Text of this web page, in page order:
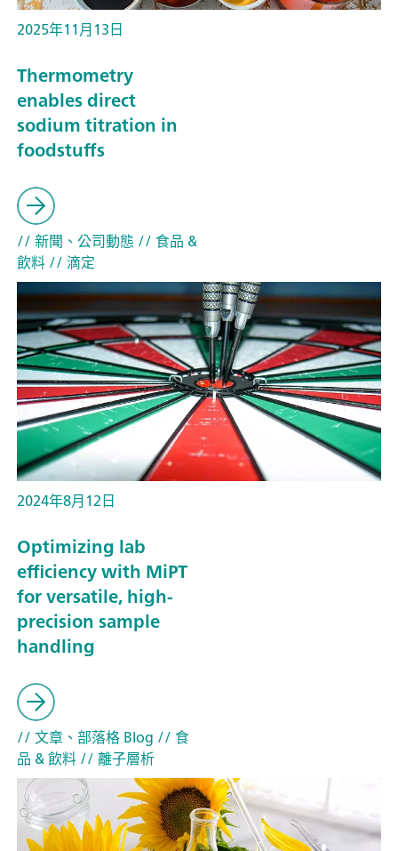
2025年11月13日
Thermometry
enables direct
sodium titration in
foodstuffs
// 新聞、公司動態 // 食品 &
飲料// 滴定
2024年8月12日
Optimizing lab
efficiency with MiPT
for versatile, high-
precision sample
handling
// 文章、部落格 Blog // 食
品 & 飲料// 離子層析